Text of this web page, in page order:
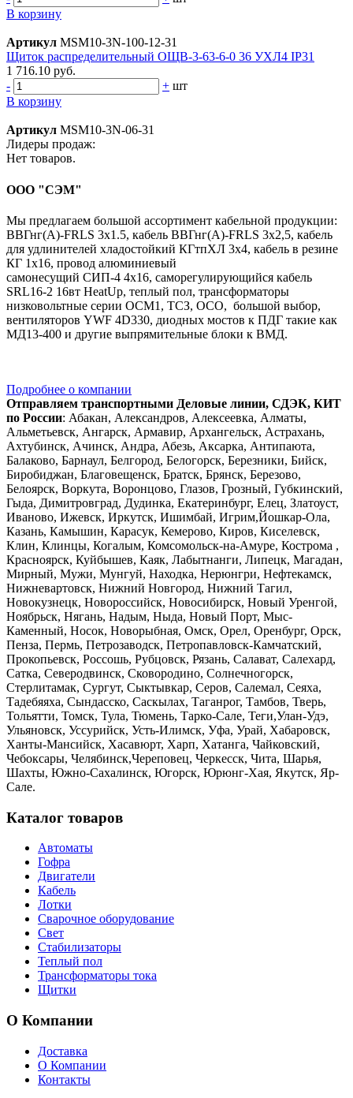
В корзину
Артикул MSM10-3N-100-12-31
Щиток распределительный ОЩВ-3-63-6-0 36 УХЛ4 IP31
1 716.10 руб.
-
+ шт
В корзину
Артикул MSM10-3N-06-31
Лидеры продаж:
Нет товаров.
ООО "СЭМ"
Мы предлагаем большой ассортимент кабельной продукции:
ВВГнг(A)-FRLS 3х1.5, кабель ВВГнг(A)-FRLS 3х2,5, кабель
для удлинителей хладостойкий КГтпХЛ 3х4, кабель в резине
КГ 1х16, провод алюминиевый
самонесущий СИП-4 4х16, саморегулирующийся кабель
SRL16-2 16вт HeatUp, теплый пол, трансформаторы
низковольтные серии ОСМ1, ТСЗ, ОСО, большой выбор,
вентиляторов YWF 4D330, диодных мостов к ПДГ такие как
МД13-400 и другие выпрямительные блоки к ВМД.
Подробнее о компании
Отправляем транспортными Деловые линии, СДЭК, КИТ
по России: Абакан, Александров, Алексеевка, Алматы,
Альметьевск, Ангарск, Армавир, Архангельск, Астрахань,
Ахтубинск, Ачинск, Андра, Абезь, Аксарка, Антипаюта,
Балаково, Барнаул, Белгород, Белогорск, Березники, Бийск,
Биробиджан, Благовещенск, Братск, Брянск, Березово,
Белоярск, Воркута, Воронцово, Глазов, Грозный, Губкинский,
Гыда, Димитровград, Дудинка, Екатеринбург, Елец, Златоуст,
Иваново, Ижевск, Иркутск, Ишимбай, Игрим,Йошкар-Ола,
Казань, Камышин, Карасук, Кемерово, Киров, Киселевск,
Клин, Клинцы, Когалым, Комсомольск-на-Амуре, Кострома ,
Красноярск, Куйбышев, Каяк, Лабытнанги, Липецк, Магадан,
Мирный, Мужи, Мунгуй, Находка, Нерюнгри, Нефтекамск,
Нижневартовск, Нижний Новгород, Нижний Тагил,
Новокузнецк, Новороссийск, Новосибирск, Новый Уренгой,
Ноябрьск, Нягань, Надым, Ныда, Новый Порт, Мыс-
Каменный, Носок, Новорыбная, Омск, Орел, Оренбург, Орск,
Пенза, Пермь, Петрозаводск, Петропавловск-Камчатский,
Прокопьевск, Россошь, Рубцовск, Рязань, Салават, Салехард,
Сатка, Северодвинск, Сковородино, Солнечногорск,
Стерлитамак, Сургут, Сыктывкар, Серов, Салемал, Сеяха,
Тадебяяха, Сындасско, Саскылах, Таганрог, Тамбов, Тверь,
Тольятти, Томск, Тула, Тюмень, Тарко-Сале, Теги,Улан-Удэ,
Ульяновск, Уссурийск, Усть-Илимск, Уфа, Урай, Хабаровск,
Ханты-Мансийск, Хасавюрт, Харп, Хатанга, Чайковский,
Чебоксары, Челябинск,Череповец, Черкесск, Чита, Шарья,
Шахты, Южно-Сахалинск, Югорск, Юрюнг-Хая, Якутск, Яр-
Сале.
Каталог товаров
Автоматы
Гофра
Двигатели
Кабель
Лотки
Сварочное оборудование
Свет
Стабилизаторы
Теплый пол
Трансформаторы тока
Щитки
О Компании
Доставка
О Компании
Контакты